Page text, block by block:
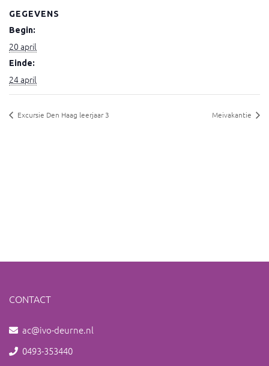
GEGEVENS
Begin:
20 april
Einde:
24 april
Excursie Den Haag leerjaar 3 Meivakantie
CONTACT
ac@ivo-deurne.nl
0493-353440